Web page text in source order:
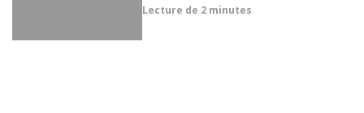
Lecture de 2 minutes